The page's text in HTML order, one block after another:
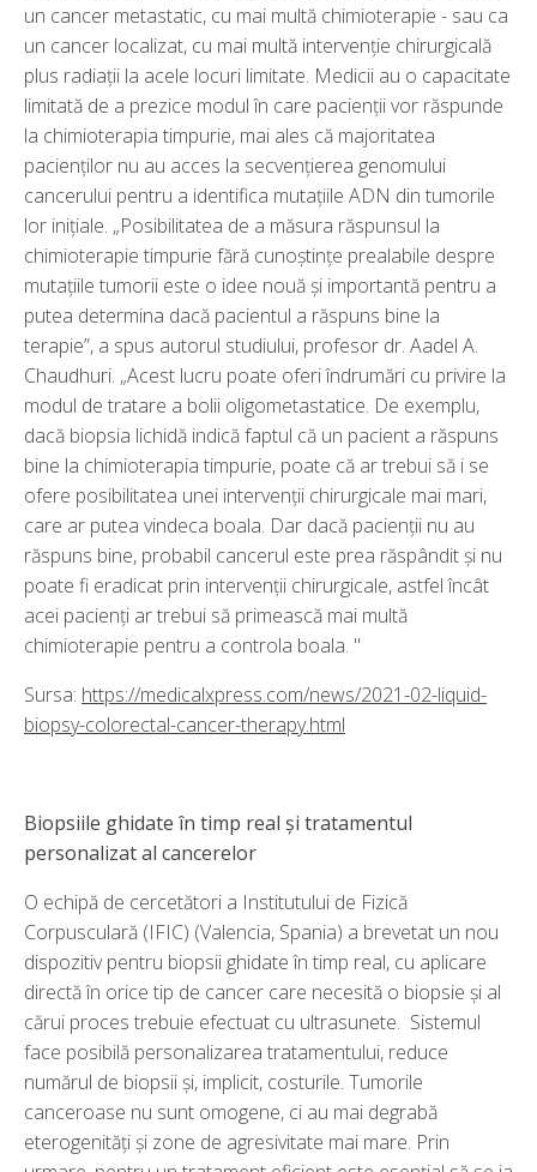
un cancer metastatic, cu mai multă chimioterapie - sau ca
un cancer localizat, cu mai multă intervenție chirurgicală
plus radiații la acele locuri limitate. Medicii au o capacitate
limitată de a prezice modul în care pacienții vor răspunde
la chimioterapia timpurie, mai ales că majoritatea
pacienților nu au acces la secvențierea genomului
cancerului pentru a identifica mutațiile ADN din tumorile
lor inițiale. „Posibilitatea de a măsura răspunsul la
chimioterapie timpurie fără cunoștințe prealabile despre
mutațiile tumorii este o idee nouă și importantă pentru a
putea determina dacă pacientul a răspuns bine la
terapie”, a spus autorul studiului, profesor dr. Aadel A.
Chaudhuri. „Acest lucru poate oferi îndrumări cu privire la
modul de tratare a bolii oligometastatice. De exemplu,
dacă biopsia lichidă indică faptul că un pacient a răspuns
bine la chimioterapia timpurie, poate că ar trebui să i se
ofere posibilitatea unei intervenții chirurgicale mai mari,
care ar putea vindeca boala. Dar dacă pacienții nu au
răspuns bine, probabil cancerul este prea răspândit și nu
poate fi eradicat prin intervenții chirurgicale, astfel încât
acei pacienți ar trebui să primească mai multă
chimioterapie pentru a controla boala. "
Sursa: https://medicalxpress.com/news/2021-02-liquid-
biopsy-colorectal-cancer-therapy.html
Biopsiile ghidate în timp real și tratamentul
personalizat al cancerelor
O echipă de cercetători a Institutului de Fizică
Corpusculară (IFIC) (Valencia, Spania) a brevetat un nou
dispozitiv pentru biopsii ghidate în timp real, cu aplicare
directă în orice tip de cancer care necesită o biopsie și al
cărui proces trebuie efectuat cu ultrasunete. Sistemul
face posibilă personalizarea tratamentului, reduce
numărul de biopsii și, implicit, costurile. Tumorile
canceroase nu sunt omogene, ci au mai degrabă
eterogenități și zone de agresivitate mai mare. Prin